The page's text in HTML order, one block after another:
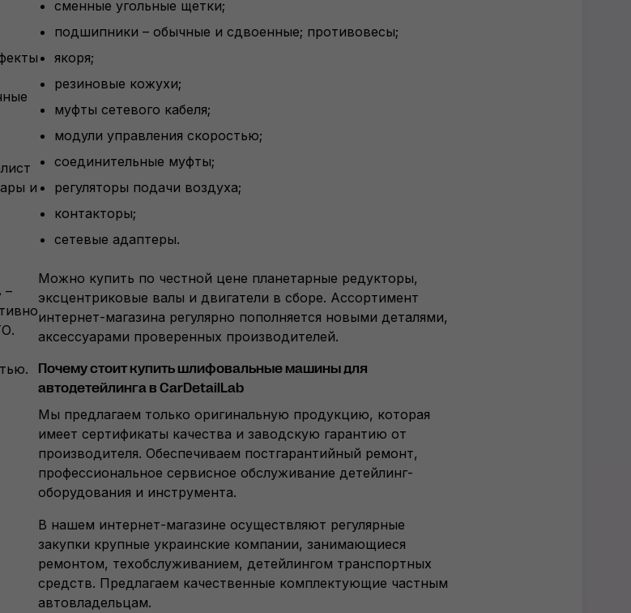
и
–
сменные угольные щетки;
подшипники – обычные и сдвоенные; противовесы;
якоря;
резиновые кожухи;
муфты сетевого кабеля;
модули управления скоростью;
соединительные муфты;
регуляторы подачи воздуха;
контакторы;
сетевые адаптеры.
Можно купить по честной цене планетарные редукторы,
эксцентриковые валы и двигатели в сборе. Ассортимент
интернет-магазина регулярно пополняется новыми деталями,
аксессуарами проверенных производителей.
Почему стоит купить шлифовальные машины для
автодетейлинга в CarDetailLab
Мы предлагаем только оригинальную продукцию, которая
имеет сертификаты качества и заводскую гарантию от
производителя. Обеспечиваем постгарантийный ремонт,
профессиональное сервисное обслуживание детейлинг-
оборудования и инструмента.
В нашем интернет-магазине осуществляют регулярные
закупки крупные украинские компании, занимающиеся
ремонтом, техобслуживанием, детейлингом транспортных
средств. Предлагаем качественные комплектующие частным
автовладельцам.